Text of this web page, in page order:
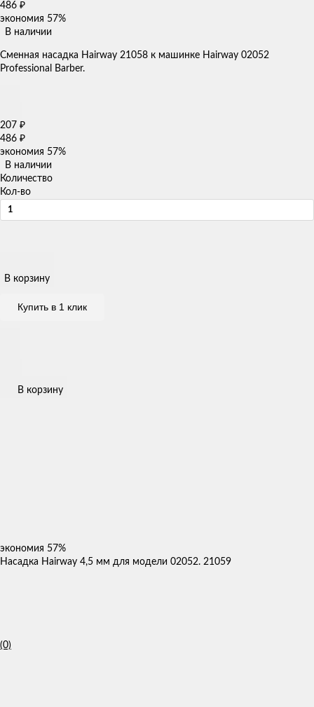
486 ₽
экономия 57%
В наличии
​Сменная насадка Hairway 21058 к машинке Hairway 02052
Professional Barber.
207 ₽
486 ₽
экономия 57%
В наличии
Количество
Кол-во
В корзину
Купить в 1 клик
В корзину
экономия 57%
Насадка Hairway 4,5 мм для модели 02052. 21059
(0)